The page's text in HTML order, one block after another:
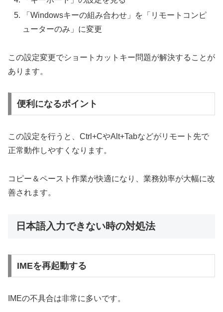
「Windowsキーの組み合わせ」を「リモートコンピ
ューターのみ」に変更
この設定変更でショートカットキー問題が解決することが
あります。
便利になるポイント
この設定を行うと、Ctrl+CやAlt+Tabなどがリモート先で
正常動作しやすくなります。
コピー＆ペースト作業が快適になり、業務効率が大幅に改
善されます。
日本語入力できない時の対処法
IMEを再起動する
IMEの不具合は非常に多いです。